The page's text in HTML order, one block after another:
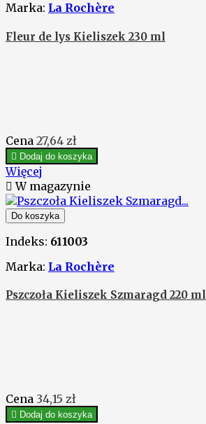
Marka: La Rochère
Fleur de lys Kieliszek 230 ml
Cena 27,64 zł
 Dodaj do koszyka
Więcej
 W magazynie
Do koszyka
Indeks: 611003
Marka: La Rochère
Pszczoła Kieliszek Szmaragd 220 ml
Cena 34,15 zł
 Dodaj do koszyka